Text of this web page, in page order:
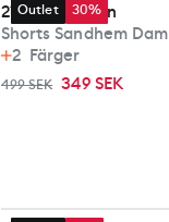
Outlet 30%
2117 of Sweden
Shorts Sandhem Dam
2 Färger
499 SEK 349 SEK